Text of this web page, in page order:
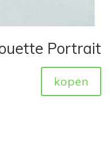
Portrait
kopen